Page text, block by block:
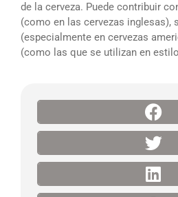
de la cerveza. Puede contribuir
(como en las cervezas inglesas),
(especialmente en cervezas
(como las que se utilizan en